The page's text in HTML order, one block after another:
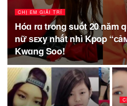
CHỊ EM GIẢI TRÍ
Hóɑ rɑ trong suốt 20 năm
nữ ѕᴇxy nhất nhì Kpop
Kwɑng Soo!